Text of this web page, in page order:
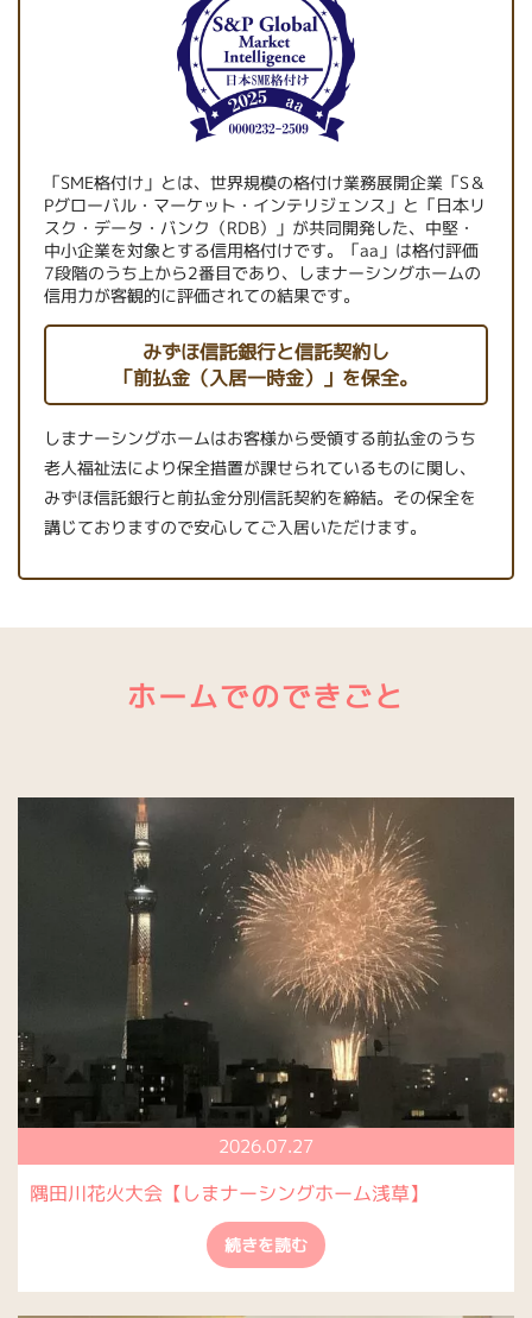
「SME格付け」とは、世界規模の格付け業務展開企業「S＆
Pグローバル・マーケット・インテリジェンス」と「日本リ
スク・データ・バンク（RDB）」が共同開発した、中堅・
中小企業を対象とする信用格付けです。「aa」は格付評価
7段階のうち上から2番目であり、しまナーシングホームの
信用力が客観的に評価されての結果です。
みずほ信託銀行と信託契約し
「前払金（入居一時金）」を保全。
しまナーシングホームはお客様から受領する前払金のうち
老人福祉法により保全措置が課せられているものに関し、
みずほ信託銀行と前払金分別信託契約を締結。その保全を
講じておりますので安心してご入居いただけます。
ホームでのできごと
2026.07.27
隅田川花火大会【しまナーシングホーム浅草】
続きを読む